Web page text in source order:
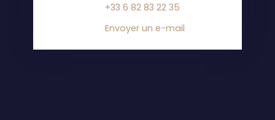
+33 6 82 83 22 35
Envoyer un e-mail